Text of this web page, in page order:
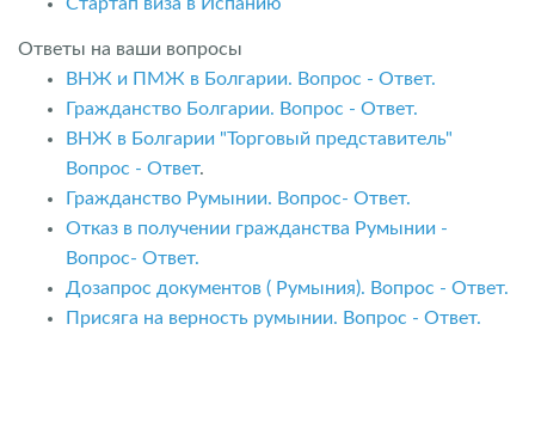
Ответы на ваши вопросы
ВНЖ и ПМЖ в Болгарии. Вопрос - Ответ.
Гражданство Болгарии. Вопрос - Ответ.
ВНЖ в Болгарии "Торговый представитель"
Вопрос - Ответ.
Гражданство Румынии. Вопрос- Ответ.
Отказ в получении гражданства Румынии -
Вопрос- Ответ.
Дозапрос документов ( Румыния). Вопрос - Ответ.
Присяга на верность румынии. Вопрос - Ответ.